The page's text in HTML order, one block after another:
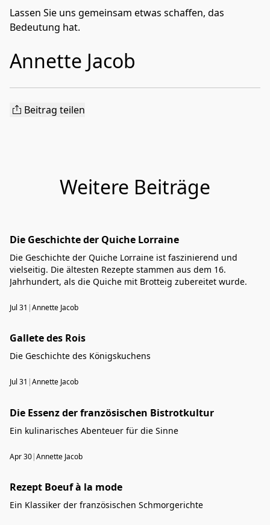
Lassen Sie uns gemeinsam etwas schaffen, das
Bedeutung hat.
Annette Jacob
Beitrag teilen
Weitere Beiträge
Die Geschichte der Quiche Lorraine
Die Geschichte der Quiche Lorraine ist faszinierend und
vielseitig. Die ältesten Rezepte stammen aus dem 16.
Jahrhundert, als die Quiche mit Brotteig zubereitet wurde.
Jul 31 |Annette Jacob
Gallete des Rois
Die Geschichte des Königskuchens
Jul 31 Annette Jacob
Die Essenz der französischen Bistrotkultur
Ein kulinarisches Abenteuer für die Sinne
Apr 30|Annette Jacob
Rezept Boeuf à la mode
Ein Klassiker der französischen Schmorgerichte